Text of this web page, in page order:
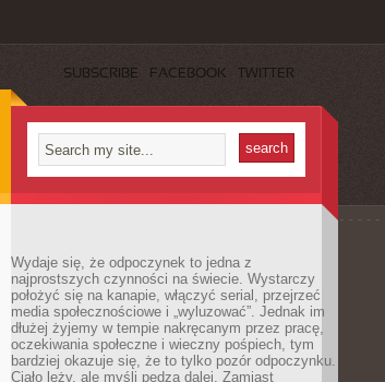
SUBSCRIBE FACEBOOK TWITTER
Wydaje się, że odpoczynek to jedna z
najprostszych czynności na świecie. Wystarczy
położyć się na kanapie, włączyć serial, przejrzeć
media społecznościowe i „wyluzować”. Jednak im
dłużej żyjemy w tempie nakręcanym przez pracę,
oczekiwania społeczne i wieczny pośpiech, tym
bardziej okazuje się, że to tylko pozór odpoczynku.
Ciało leży, ale myśli pędzą dalej. Zamiast